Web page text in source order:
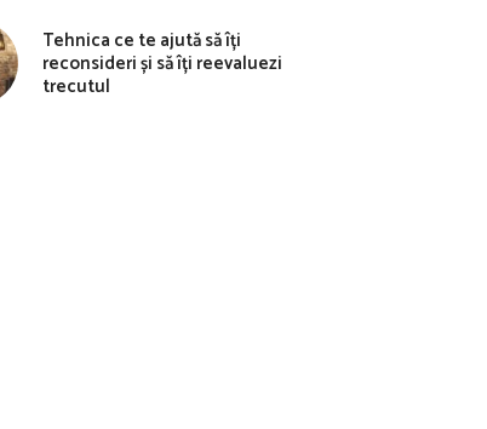
Tehnica ce te ajută să îți
reconsideri și să îți reevaluezi
trecutul